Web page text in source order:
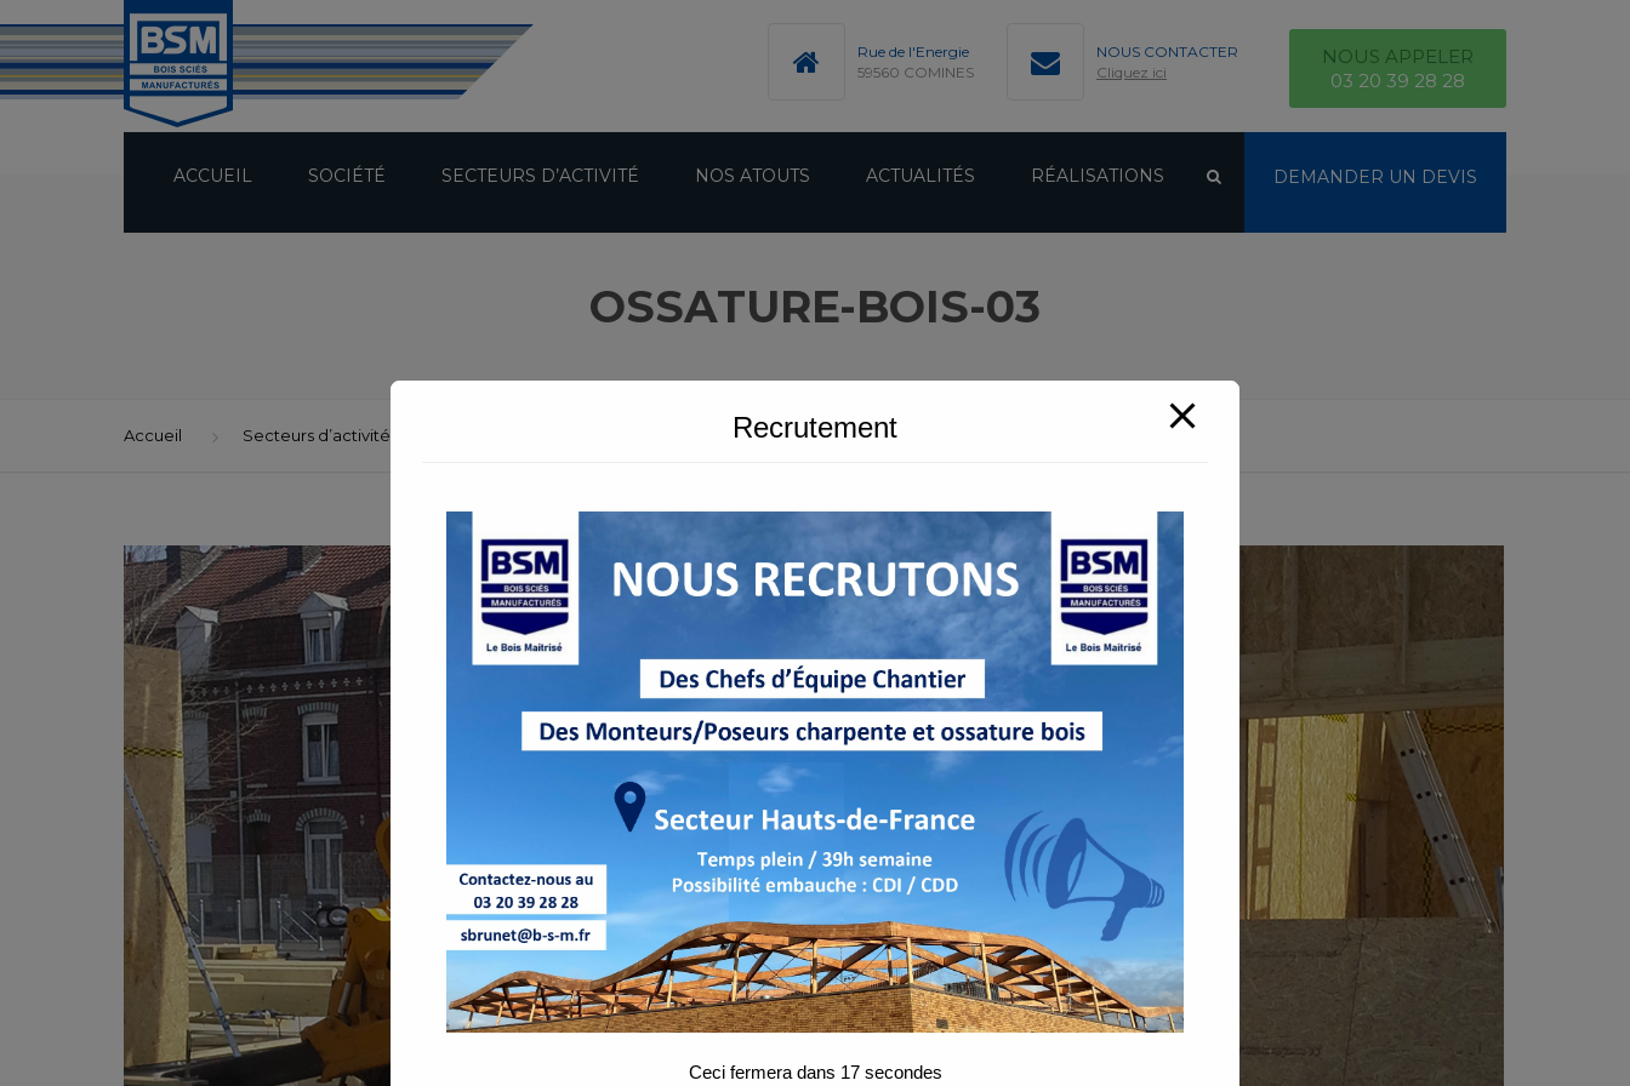
Rue de l'Energie
59560 COMINES
NOUS CONTACTER
Cliquez ici
NOUS APPELER
03 20 39 28 28
ACCUEIL SOCIÉTÉ SECTEURS D’ACTIVITÉ NOS ATOUTS ACTUALITÉS RÉALISATIONS DEMANDER UN DEVIS
OSSATURE-BOIS-03
Accueil Secteurs d’activité MURS À OSSATURE BOIS ET BARDAGE OSSATURE-BOIS-03
Recrutement
Ceci fermera dans 16secondes